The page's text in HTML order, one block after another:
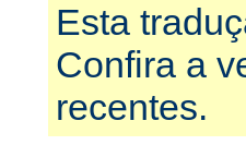
Esta
Confira a
recentes.